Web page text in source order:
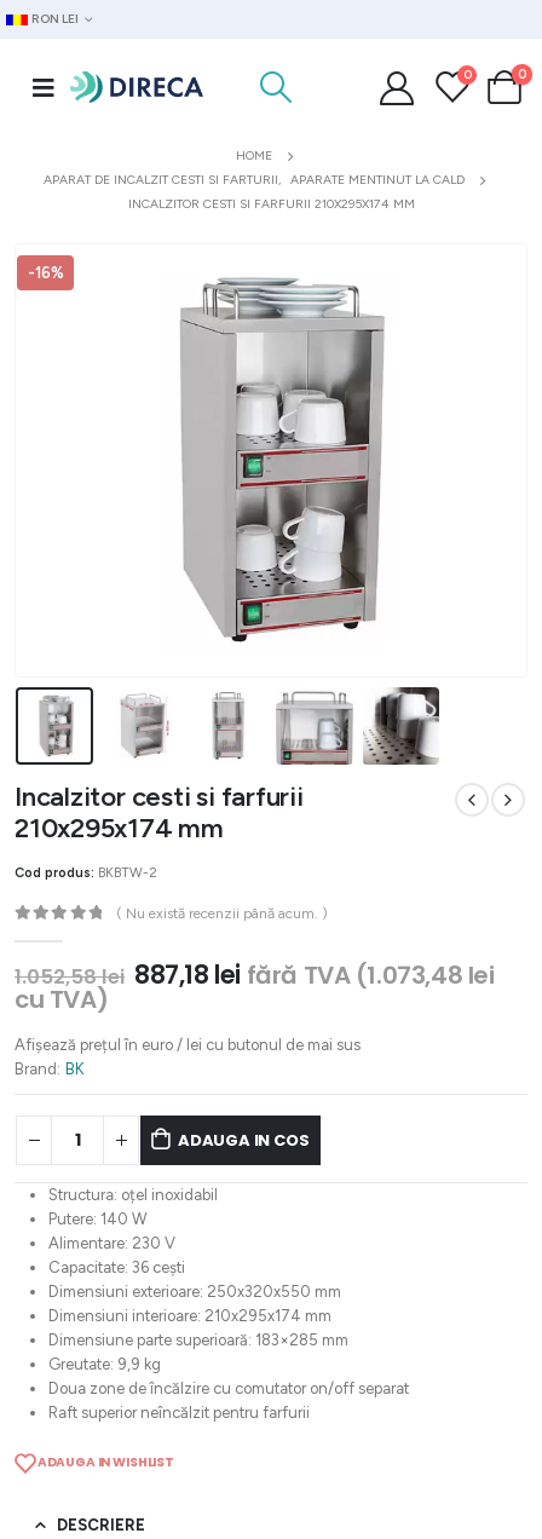
RON LEI
0 0
HOME
APARAT DE INCALZIT CESTI SI FARTURII,
APARATE MENTINUT LA CALD
INCALZITOR CESTI SI FARFURII 210X295X174 MM
-16%
Incalzitor cesti si farfurii
210x295x174 mm
Cod produs: BKBTW-2
( Nu există recenzii până acum. )
1.052,58lei Prețul
inițial
fost:
887,18 lei Prețul
887,18 lei.
fără TVA (1.073,48 lei
cu TVA)
Afișează prețul în euro / lei cu butonul de mai sus
Brand: BK
ADAUGA IN COS
Structura: oțel inoxidabil
Putere: 140 W
Alimentare: 230 V
Capacitate: 36 cești
Dimensiuni exterioare: 250x320x550 mm
Dimensiuni interioare: 210x295x174 mm
Dimensiune parte superioară: 183×285 mm
Greutate: 9,9 kg
Doua zone de încălzire cu comutator on/off separat
Raft superior neîncălzit pentru farfurii
ADAUGA IN WISHLIST
DESCRIERE